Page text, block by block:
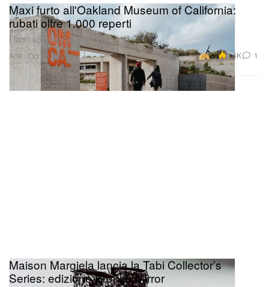
Arte
Maxi furto all'Oakland Museum of California:
rubati oltre 1.000 reperti
I ladri sono ancora in fuga.
Oct 30, 2025 2.4K 1
Maison Margiela lancia la Tabi Collector’s
Series: edizione Broken Mirror